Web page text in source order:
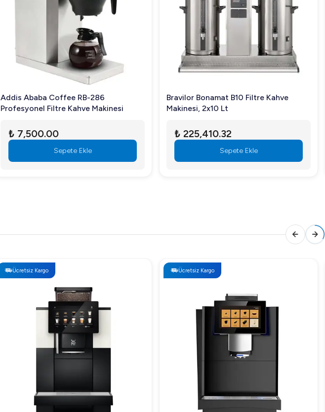
Addis Ababa Coffee RB-286
Profesyonel Filtre Kahve Makinesi
₺ 7,500.00
Sepete Ekle
Bravilor Bonamat B10 Filtre Kahve
Makinesi, 2x10 Lt
₺ 225,410.32
Sepete Ekle
Ücretsiz Kargo Ücretsiz Kargo